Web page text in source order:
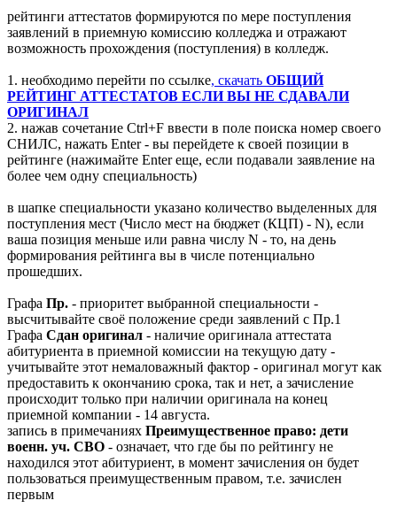
рейтинги аттестатов формируются по мере поступления
заявлений в приемную комиссию колледжа и отражают
возможность прохождения (поступления) в колледж.
1. необходимо перейти по ссылке, скачать ОБЩИЙ
РЕЙТИНГ АТТЕСТАТОВ ЕСЛИ ВЫ НЕ СДАВАЛИ
ОРИГИНАЛ
2. нажав сочетание Ctrl+F ввести в поле поиска номер своего
СНИЛС, нажать Enter - вы перейдете к своей позиции в
рейтинге (нажимайте Enter еще, если подавали заявление на
более чем одну специальность)
в шапке специальности указано количество выделенных для
поступления мест (Число мест на бюджет (КЦП) - N), если
ваша позиция меньше или равна числу N - то, на день
формирования рейтинга вы в числе потенциально
прошедших.
Графа Пр. - приоритет выбранной специальности -
высчитывайте своё положение среди заявлений с Пр.1
Графа Сдан оригинал - наличие оригинала аттестата
абитуриента в приемной комиссии на текущую дату -
учитывайте этот немаловажный фактор - оригинал могут как
предоставить к окончанию срока, так и нет, а зачисление
происходит только при наличии оригинала на конец
приемной компании - 14 августа.
запись в примечаниях Преимущественное право: дети
военн. уч. СВО - означает, что где бы по рейтингу не
находился этот абитуриент, в момент зачисления он будет
пользоваться преимущественным правом, т.е. зачислен
первым